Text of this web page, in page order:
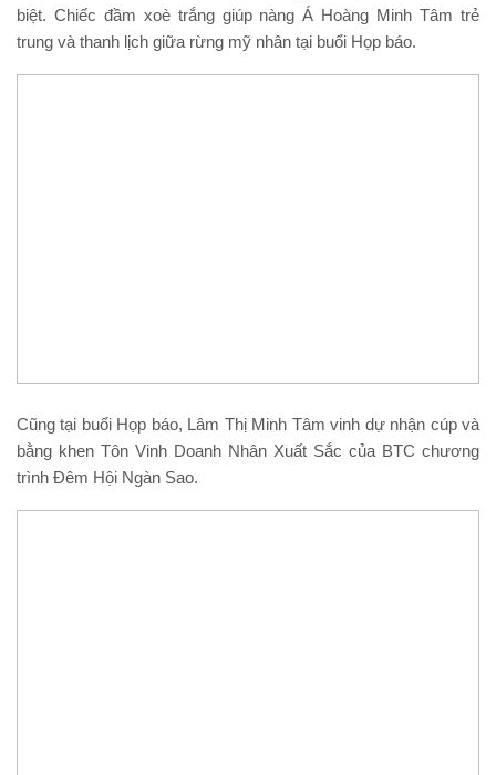
biệt. Chiếc đầm xoè trắng giúp nàng Á Hoàng Minh Tâm trẻ
trung và thanh lịch giữa rừng mỹ nhân tại buổi Họp báo.
Cũng tại buổi Họp báo, Lâm Thị Minh Tâm vinh dự nhận cúp và
bằng khen Tôn Vinh Doanh Nhân Xuất Sắc của BTC chương
trình Đêm Hội Ngàn Sao.